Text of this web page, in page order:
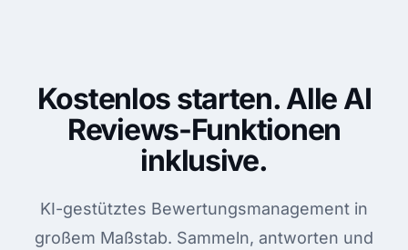
Kostenlos starten. Alle AI
Reviews-Funktionen
inklusive.
KI-gestütztes Bewertungsmanagement in
großem Maßstab. Sammeln, antworten und